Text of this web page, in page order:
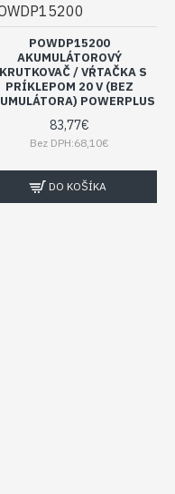
POWDP15200
AKUMULÁTOROVÝ
/ VŔTAČKA S
PRÍKLEPOM 20 V (BEZ
POWERPLUS
83,77€
Bez DPH:68,10€
DO KOŠÍKA